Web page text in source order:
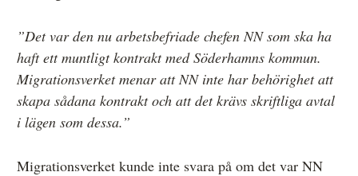
”Det var den nu arbetsbefriade chefen NN som ska ha
haft ett muntligt kontrakt med Söderhamns kommun.
Migrationsverket menar att NN inte har behörighet att
skapa sådana kontrakt och att det krävs skriftliga avtal
i lägen som dessa.”
Migrationsverket kunde inte svara på om det var NN